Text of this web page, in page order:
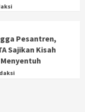
Pesantren,
Sajikan Kisah